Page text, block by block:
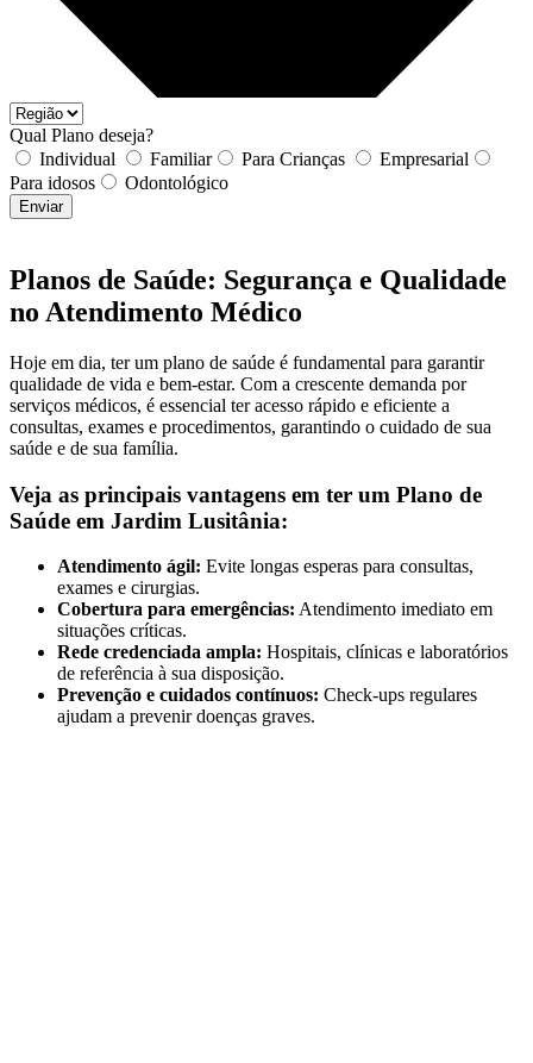
Qual Plano deseja?
Individual
Familiar Para Crianças
Empresarial
Para idosos
Odontológico
Enviar
Planos de Saúde: Segurança e Qualidade
no Atendimento Médico
Hoje em dia, ter um plano de saúde é fundamental para garantir
qualidade de vida e bem-estar. Com a crescente demanda por
serviços médicos, é essencial ter acesso rápido e eficiente a
consultas, exames e procedimentos, garantindo o cuidado de sua
saúde e de sua família.
Veja as principais vantagens em ter um Plano de
Saúde em Jardim Lusitânia:
Atendimento ágil: Evite longas esperas para consultas,
exames e cirurgias.
Cobertura para emergências: Atendimento imediato em
situações críticas.
Rede credenciada ampla: Hospitais, clínicas e laboratórios
de referência à sua disposição.
Prevenção e cuidados contínuos: Check-ups regulares
ajudam a prevenir doenças graves.